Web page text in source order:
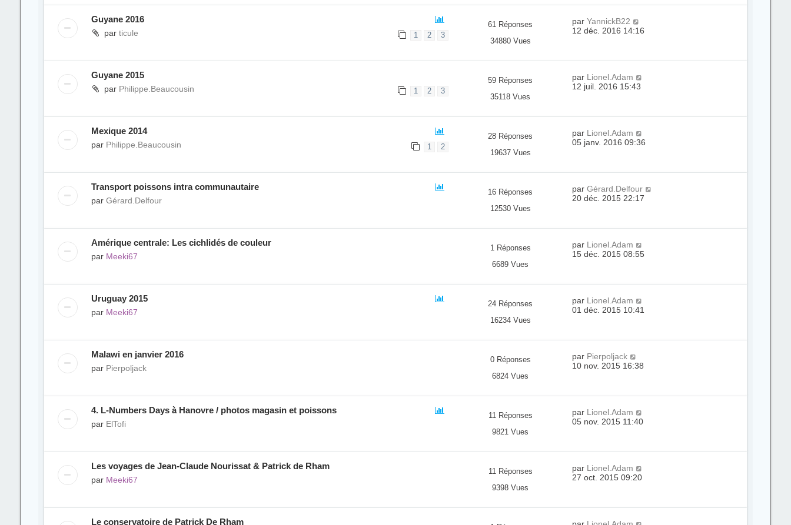
Guyane 2016
par ticule 1 2 3
61 Réponses
34880 Vues
parYannickB22
12 déc. 2016 14:16
Guyane 2015
par Philippe.Beaucousin 1 2 3
59 Réponses
35118 Vues
par Lionel.Adam
12 juil. 2016 15:43
Mexique 2014
par Philippe.Beaucousin 1 2
28 Réponses
19637 Vues
par Lionel.Adam
05 janv. 2016 09:36
Transport poissons intra communautaire
par Gérard.Delfour
16 Réponses
12530 Vues
parGérard.Delfour
20 déc. 2015 22:17
Amérique centrale: Les cichlidés de couleur
par Meeki67
1 Réponses
6689 Vues
par Lionel.Adam
15 déc. 2015 08:55
Uruguay 2015
par Meeki67
24 Réponses
16234 Vues
par Lionel.Adam
01 déc. 2015 10:41
Malawi en janvier 2016
par Pierpoljack
0 Réponses
6824 Vues
par Pierpoljack
10 nov. 2015 16:38
4. L-Numbers Days à Hanovre / photos magasin et poissons
par ElTofi
11 Réponses
9821 Vues
par Lionel.Adam
05 nov. 2015 11:40
Les voyages de Jean-Claude Nourissat & Patrick de Rham
par Meeki67
11 Réponses
9398 Vues
par Lionel.Adam
27 oct. 2015 09:20
Le conservatoire de Patrick De Rham